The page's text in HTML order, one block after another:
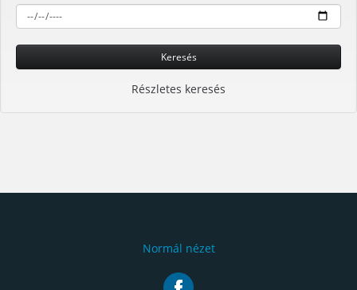
Keresés
Részletes keresés
Normál nézet